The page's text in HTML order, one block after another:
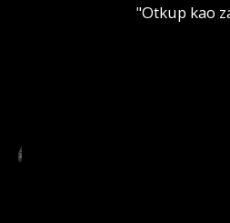
"Otkup kao